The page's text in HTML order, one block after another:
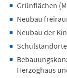
Grünflächen
Neubau
Neubau der
Herzoghaus